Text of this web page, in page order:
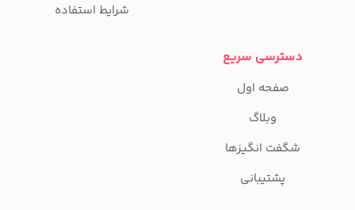
شرایط استفاده
دسترسی سریع
صفحه اول
وبلاگ
شگفت انگیزها
پشتیبانی